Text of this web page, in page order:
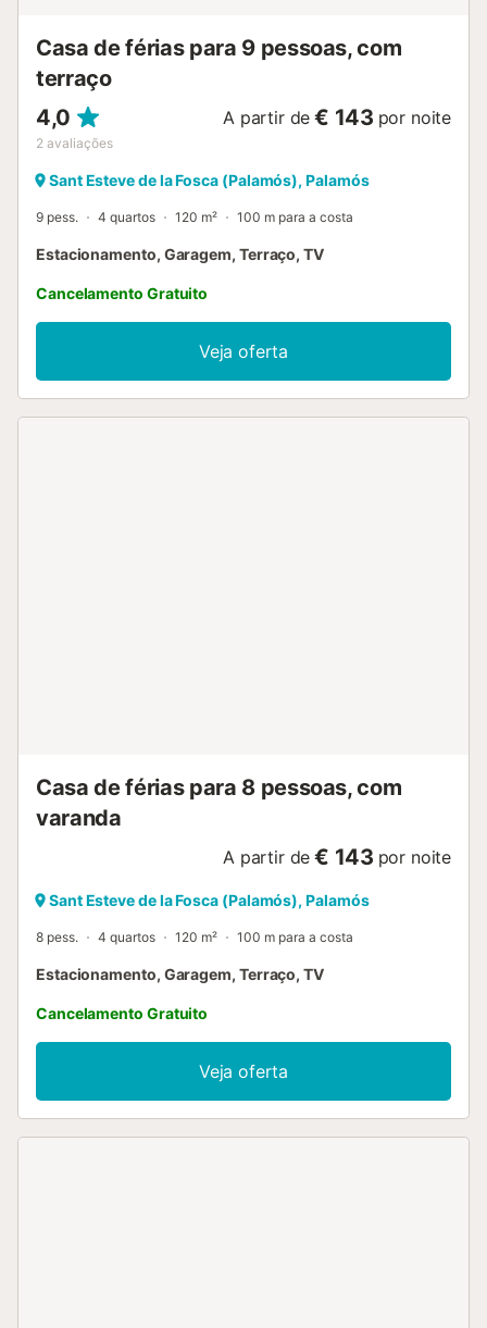
Casa de férias para 9 pessoas, com
terraço
4,0
2 avaliações
A partir de € 143 por noite
Sant Esteve de la Fosca (Palamós), Palamós
9 pess. 4 quartos 120 m² 100 m para a costa
Estacionamento, Garagem, Terraço, TV
Cancelamento Gratuito
Veja oferta
Casa de férias para 8 pessoas, com
varanda
A partir de € 143 por noite
Sant Esteve de la Fosca (Palamós), Palamós
8 pess. 4 quartos 120 m² 100 m para a costa
Estacionamento, Garagem, Terraço, TV
Cancelamento Gratuito
Veja oferta